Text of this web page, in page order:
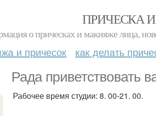
ПРИЧЕСКА
о прическах и макияже лица,
и причесок как делать
Рада приветствовать
Рабочее время студии: 8. 00-21. 00.